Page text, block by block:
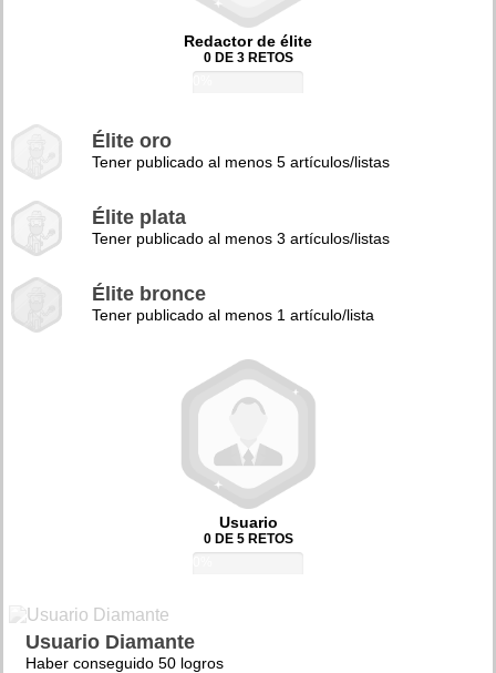
Redactor de élite
0 DE 3 RETOS
Élite oro
Tener publicado al menos 5 artículos/listas
Élite plata
Tener publicado al menos 3 artículos/listas
Élite bronce
Tener publicado al menos 1 artículo/lista
Usuario
0 DE 5 RETOS
Usuario Diamante
Haber conseguido 50 logros